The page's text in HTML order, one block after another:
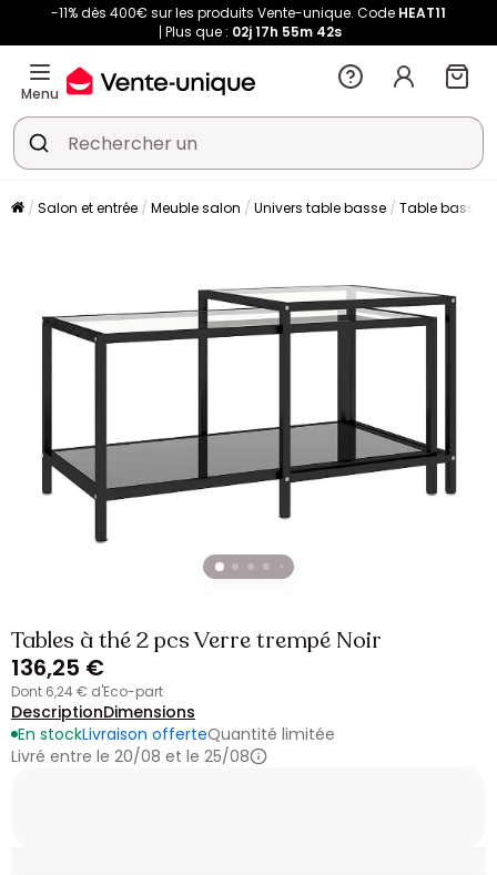
-11% dès 400€ sur les produits Vente-unique. Code HEAT11
Plus que : 02j 17h 55m 41s
Menu
Salon et entrée Meuble salon Univers table basse Table basse
Tables à thé 2 pcs Verre trempé Noir
136,25 €
dont 6,24 € d'Eco-part
DescriptionDimensions
En stockLivraison offerteQuantité limitée
Livré entre le 20/08 et le 25/08